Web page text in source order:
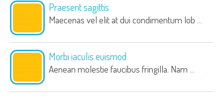
Praesent sagittis
Maecenas vel elit at dui condimentum lob ...
Morbi iaculis euismod
Aenean molestie faucibus fringilla. Nam ...